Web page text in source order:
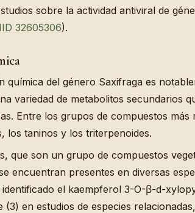
sobre la actividad antiviral de
32605306).
química del género Saxifraga es
variedad de metabolitos secundarios
Entre los grupos de compuestos
los taninos y los triterpenoides.
que son un grupo de compuestos
encuentran presentes en diversas
identificado el kaempferol 3-O-β-d-
(3) en estudios de especies